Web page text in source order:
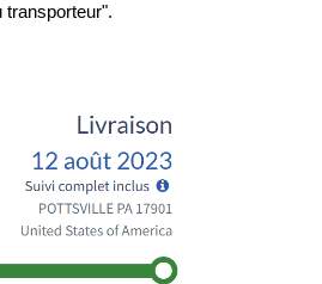
transporteur".